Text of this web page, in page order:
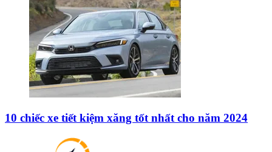
10 chiếc xe tiết kiệm xăng tốt nhất cho năm 2024